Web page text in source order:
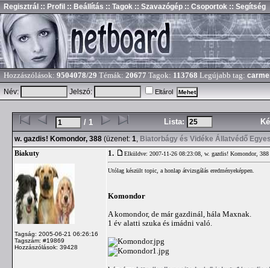
Regisztrál :: Profil :: Beállítás :: Tagok :: Szavazógép :: Csoportok :: Segítség
Hozzászólások: 9504078/29 Témák: 20677 Tagok: 113768 Legújabb tag:
Név:
Jelszó: Eltárol
/ 1 Lista:
w. gazdis! Komondor, 388 (üzenet: 1, Biatorbágy és Vidéke Állatvédő
Biakuty
Tagság: 2005-06-21 06:26:16
Tagszám: #19869
Hozzászólások: 39428
1. Elküldve: 2007-11-26 08:23:08, w. gazdis! Komondor, 388
Utólag készült topic, a honlap átvizsgálás eredményeképpen.
Komondor
A komondor, de már gazdinál, hála Maxnak.
1 év alatti szuka és imádni való.